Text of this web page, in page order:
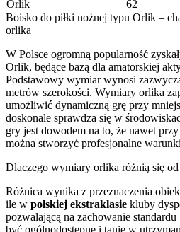
Orlik
62
Boisko do piłki nożnej typu Orlik –
orlika
W Polsce ogromną popularność
Orlik, będące bazą dla amatorskiej
Podstawowy wymiar wynosi
metrów szerokości. Wymiary orlika
umożliwić dynamiczną grę przy
doskonale sprawdza się w
gry jest dowodem na to, że nawet
można stworzyć profesjonalne
Dlaczego wymiary orlika różnią się
Różnica wynika z przeznaczenia
ile w polskiej ekstraklasie kluby
pozwalającą na zachowanie
być ogólnodostępne i tanie w